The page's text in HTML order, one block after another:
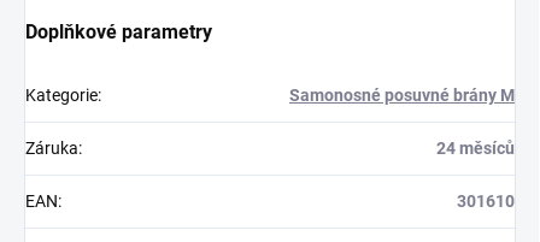
Doplňkové parametry
Kategorie: Samonosné posuvné brány M
Záruka: 24 měsíců
EAN: 301610